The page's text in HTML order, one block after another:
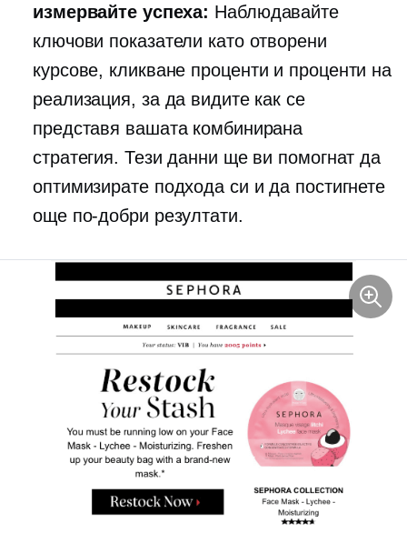
измервайте успеха: Наблюдавайте
ключови показатели като отворени
курсове, кликване проценти и проценти на
реализация, за да видите как се
представя вашата комбинирана
стратегия. Тези данни ще ви помогнат да
оптимизирате подхода си и да постигнете
още по-добри резултати.